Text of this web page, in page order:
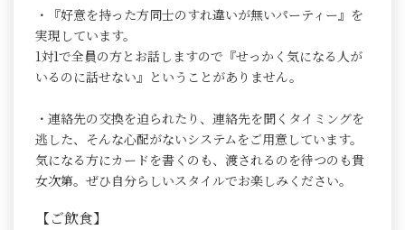
・『好意を持った方同士のすれ違いが無いパーティー』を
実現しています。
1対1で全員の方とお話しますので『せっかく気になる人が
いるのに話せない』ということがありません。
・連絡先の交換を迫られたり、連絡先を聞くタイミングを
逃した、そんな心配がないシステムをご用意しています。
気になる方にカードを書くのも、渡されるのを待つのも貴
女次第。ぜひ自分らしいスタイルでお楽しみください。
【ご飲食】